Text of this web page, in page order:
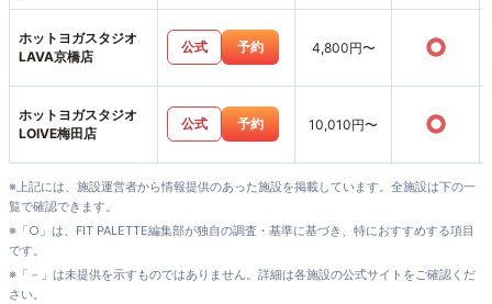
ホットヨガスタジオ
LAVA京橋店
公式 予約 4,800円〜 ○
ホットヨガスタジオ
LOIVE梅田店
公式 予約 10,010円〜 ○
※上記には、施設運営者から情報提供のあった施設を掲載しています。全施設は下の一
覧で確認できます。
※「○」は、FIT PALETTE編集部が独自の調査・基準に基づき、特におすすめする項目
です。
※「－」は未提供を示すものではありません。詳細は各施設の公式サイトをご確認くだ
さい。